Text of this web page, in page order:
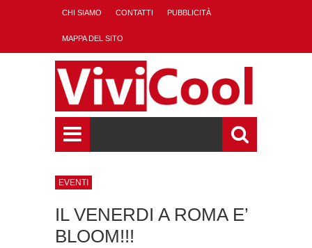
CHI SIAMO CONTATTI PUBBLICITÀ
MAPPA DEL SITO
EVENTI
IL VENERDI A ROMA E’
BLOOM!!!